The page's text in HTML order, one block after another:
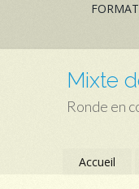
Mixte
Ronde en
Accueil